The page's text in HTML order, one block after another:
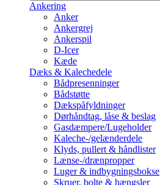
Ankering
Anker
Ankergrej
Ankerspil
D-Icer
Kæde
Dæks & Kalechedele
Bådpresenninger
Bådstøtte
Dækspåfyldninger
Dørhåndtag, låse & beslag
Gasdæmpere/Lugeholder
Kaleche-/gelænderdele
Klyds, pullert & håndlister
Lænse-/drænpropper
Luger & indbygningsbokse
Skruer, bolte & hængsler